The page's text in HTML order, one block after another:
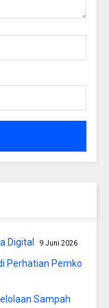
Digital 9 Juni 2026
Perhatian Pemko
Sampah